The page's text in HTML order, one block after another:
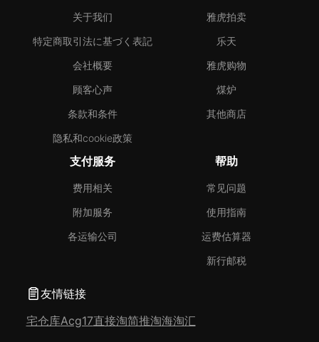
关于我们
特定商取引法に基づく表記
会社概要
顾客心声
条款和条件
隐私和cookie政策
雅虎拍卖
乐天
雅虎购物
煤炉
其他商店
支付服务
费用相关
附加服务
各运输公司
帮助
常见问题
使用指南
运费估算器
新行邮税
友情链接
宅仓库Acg17直接淘简推淘海淘汇